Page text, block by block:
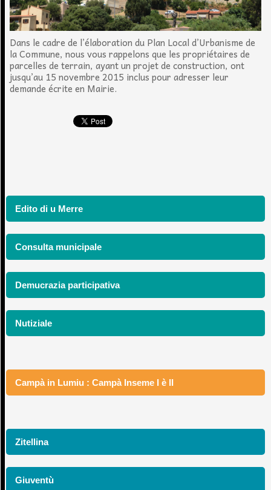
Edito di u Merre
Consulta municipale
Demucrazia participativa
Nutiziale
Campà in Lumiu : Campà Inseme I è II
Zitellina
Giuventù
Dans le cadre de l’élaboration du Plan Local d’Urbanisme de
la Commune, nous vous rappelons que les propriétaires de
parcelles de terrain, ayant un projet de construction, ont
jusqu’au 15 novembre 2015 inclus pour adresser leur
demande écrite en Mairie.